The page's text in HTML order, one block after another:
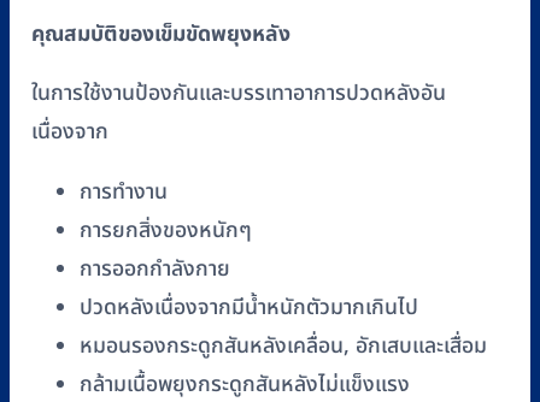
คุณสมบัติของเข็มขัดพยุงหลัง
ในการใช้งานป้องกันและบรรเทาอาการปวดหลังอัน
เนื่องจาก
การทำงาน
การยกสิ่งของหนักๆ
การออกกำลังกาย
ปวดหลังเนื่องจากมีน้ำหนักตัวมากเกินไป
หมอนรองกระดูกสันหลังเคลื่อน, อักเสบและเสื่อม
กล้ามเนื้อพยุงกระดูกสันหลังไม่แข็งแรง